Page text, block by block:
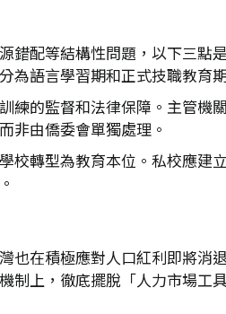
錯配等結構性問題，以下三
為語言學習期和正式技職教育
練的監督和法律保障。主管機
非由僑委會單獨處理。
校轉型為教育本位。私校應建
也在積極應對人口紅利即將
制上，徹底擺脫「人力市場